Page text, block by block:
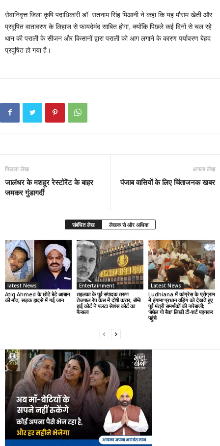
सेवानिवृत्त जिला कृषि पदाधिकारी डॉ. सतनाम सिंह मिआनी ने कहा कि यह मौसम खेती और
प्रदूषित वातावरण के लिहाज से फायदेमंद साबित होगा, क्योंकि पिछले कई दिनों से चल रहे
धान की पराली के सीजन और किसानों द्वारा पराली को आग लगाने के कारण पर्यावरण बेहद
प्रदूषित हो गया है।
पिछला लेख
जालंधर के मशहूर रेस्टोरेंट के बाहर
जमकर गुंडागर्दी
अगला लेख
पंजाब वासियों के लिए चिंताजनक खबर
संबंधित लेख लेखक से और अधिक
latest News
Atiq Ahmed के छोटे बेटे आबान
की मौत, सड़क हादसे में गई जान
Entertainment
तहलका के पूर्व संपादक तरुण
तेजपाल रेप केस में दोषी करार, बॉम्बे
हाई कोर्ट ने पलटा सेशंस कोर्ट का
फैसला
Latest News
Ludhiana में कांग्रेस के प्रोग्राम
में हंगामा:प्रधान वड़िंग को देखते हुए
पूर्व मंत्री समर्थकों की नारेबाजी;
‘बघेल गो बैक’ लिखी टी-शर्ट पहनकर
पहुंचे